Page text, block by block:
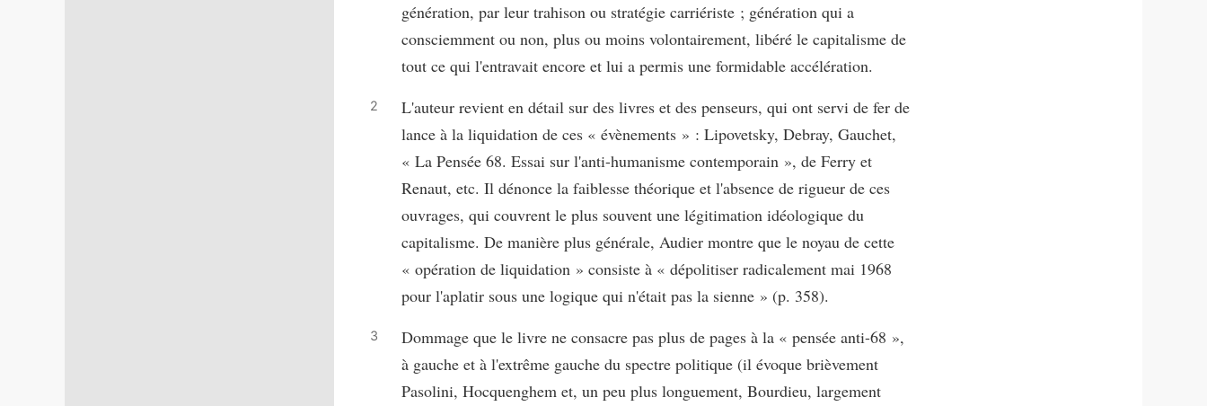
génération, par leur trahison ou stratégie carriériste ; génération qui a
consciemment ou non, plus ou moins volontairement, libéré le capitalisme de
tout ce qui l'entravait encore et lui a permis une formidable accélération.
L'auteur revient en détail sur des livres et des penseurs, qui ont servi de fer de
lance à la liquidation de ces « évènements » : Lipovetsky, Debray, Gauchet,
« La Pensée 68. Essai sur l'anti-humanisme contemporain », de Ferry et
Renaut, etc. Il dénonce la faiblesse théorique et l'absence de rigueur de ces
ouvrages, qui couvrent le plus souvent une légitimation idéologique du
capitalisme. De manière plus générale, Audier montre que le noyau de cette
« opération de liquidation » consiste à « dépolitiser radicalement mai 1968
pour l'aplatir sous une logique qui n'était pas la sienne » (p. 358).
Dommage que le livre ne consacre pas plus de pages à la « pensée anti-68 »,
à gauche et à l'extrême gauche du spectre politique (il évoque brièvement
Pasolini, Hocquenghem et, un peu plus longuement, Bourdieu, largement